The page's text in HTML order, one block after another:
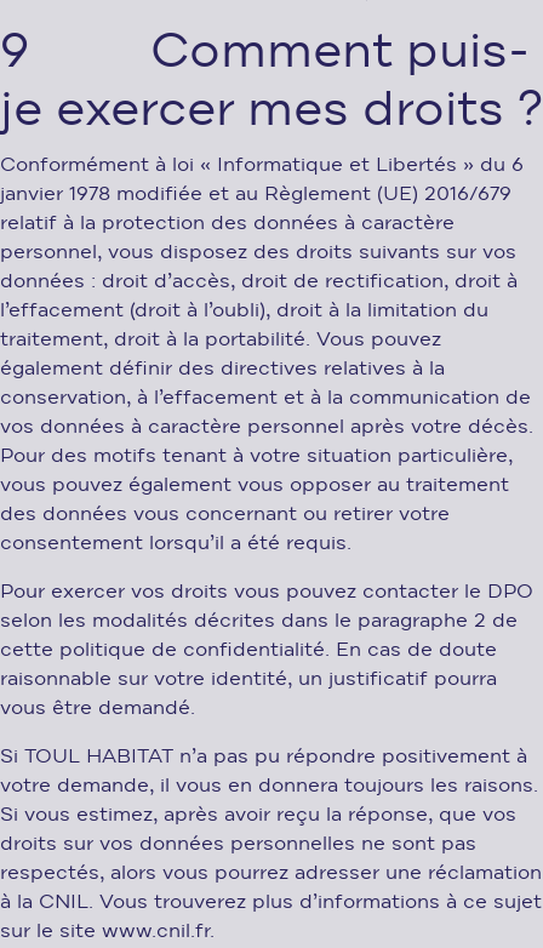
9 Comment puis-
je exercer mes droits ?
Conformément à loi « Informatique et Libertés » du 6
janvier 1978 modifiée et au Règlement (UE) 2016/679
relatif à la protection des données à caractère
personnel, vous disposez des droits suivants sur vos
données : droit d’accès, droit de rectification, droit à
l’effacement (droit à l’oubli), droit à la limitation du
traitement, droit à la portabilité. Vous pouvez
également définir des directives relatives à la
conservation, à l’effacement et à la communication de
vos données à caractère personnel après votre décès.
Pour des motifs tenant à votre situation particulière,
vous pouvez également vous opposer au traitement
des données vous concernant ou retirer votre
consentement lorsqu’il a été requis.
Pour exercer vos droits vous pouvez contacter le DPO
selon les modalités décrites dans le paragraphe 2 de
cette politique de confidentialité. En cas de doute
raisonnable sur votre identité, un justificatif pourra
vous être demandé.
Si TOUL HABITAT n’a pas pu répondre positivement à
votre demande, il vous en donnera toujours les raisons.
Si vous estimez, après avoir reçu la réponse, que vos
droits sur vos données personnelles ne sont pas
respectés, alors vous pourrez adresser une réclamation
à la CNIL. Vous trouverez plus d’informations à ce sujet
sur le site www.cnil.fr.